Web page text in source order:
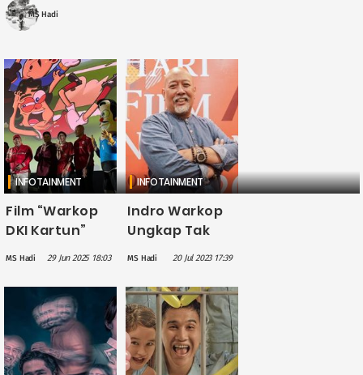
MS Hadi
INFOTAINMENT
Film “Warkop
DKI Kartun”
Kocak Dono,
Kasino, Indro
dalam Format
Animasi
MS Hadi 29 Jun 2025 18:03
INFOTAINMENT
Indro Warkop
Ungkap Tak
Sepeser Pun
dari
Penayangan
Film Warkop
DKI di TV
Selama Lebih
MS Hadi 20 Jul 2023 17:39